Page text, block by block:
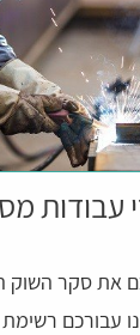
עבודות
את סקר השוק
עבורכם